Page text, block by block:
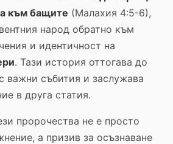
към бащите (Малахия 4:5-6),
народ обратно към
и идентичност на
. Тази история оттогава до
важни събития и заслужава
в друга статия.
пророчества не е просто
а призив за осъзнаване